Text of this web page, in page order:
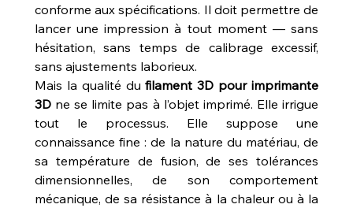
conforme aux spécifications. Il doit permettre de
lancer une impression à tout moment — sans
hésitation, sans temps de calibrage excessif,
sans ajustements laborieux.
Mais la qualité du filament 3D pour imprimante
3D ne se limite pas à l’objet imprimé. Elle irrigue
tout le processus. Elle suppose une
connaissance fine : de la nature du matériau, de
sa température de fusion, de ses tolérances
dimensionnelles, de son comportement
mécanique, de sa résistance à la chaleur ou à la